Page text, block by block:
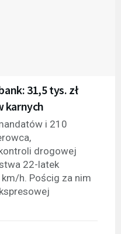
31,5 tys. zł
karnych
i 210
drogowej
22-latek
h. Pościg za nim